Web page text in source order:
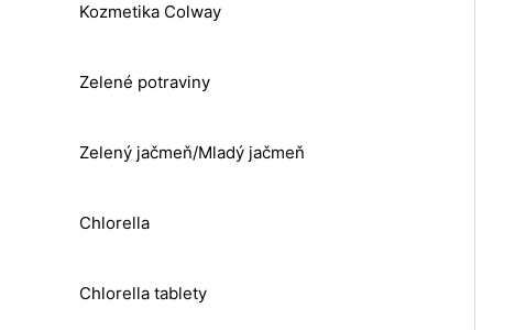
Kozmetika Colway
Zelené potraviny
Zelený jačmeň/Mladý jačmeň
Chlorella
Chlorella tablety